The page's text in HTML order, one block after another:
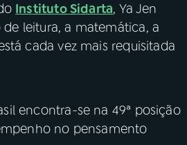
Instituto Sidarta, Ya Jen
leitura, a matemática, a
cada vez mais requisitada
encontra-se na 49ª posição
no pensamento